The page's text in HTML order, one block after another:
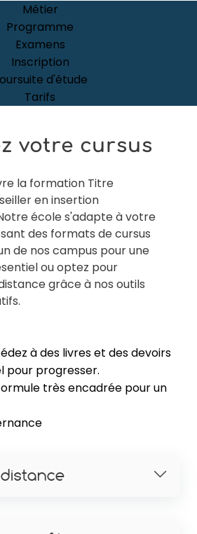
Métier
Programme
Examens
Inscription
d'étude
Tarifs
votre cursus
la formation Titre
en insertion
école s'adapte à votre
des formats de cursus
de nos campus pour une
ou optez pour
grâce à nos outils
à des livres et des devoirs
pour progresser.
très encadrée pour un